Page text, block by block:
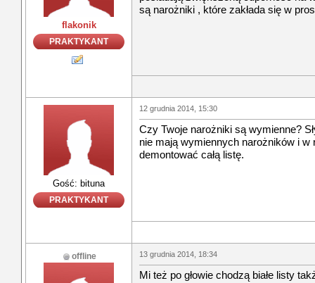
flakonik
PRAKTYKANT
są narożniki , które zakłada się w
Gość: bituna
PRAKTYKANT
12 grudnia 2014, 15:30
Czy Twoje narożniki są wymienne?
nie mają wymiennych narożników i w
demontować całą listę.
offline 13 grudnia 2014, 18:34
Mi też po głowie chodzą białe listy